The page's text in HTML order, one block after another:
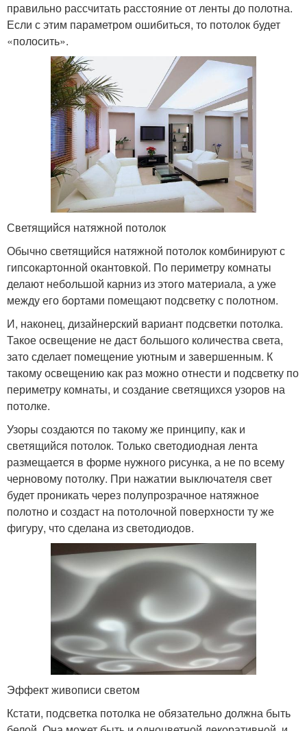
правильно рассчитать расстояние от ленты до полотна.
Если с этим параметром ошибиться, то потолок будет
«полосить».
Светящийся натяжной потолок
Обычно светящийся натяжной потолок комбинируют с
гипсокартонной окантовкой. По периметру комнаты
делают небольшой карниз из этого материала, а уже
между его бортами помещают подсветку с полотном.
И, наконец, дизайнерский вариант подсветки потолка.
Такое освещение не даст большого количества света,
зато сделает помещение уютным и завершенным. К
такому освещению как раз можно отнести и подсветку по
периметру комнаты, и создание светящихся узоров на
потолке.
Узоры создаются по такому же принципу, как и
светящийся потолок. Только светодиодная лента
размещается в форме нужного рисунка, а не по всему
черновому потолку. При нажатии выключателя свет
будет проникать через полупрозрачное натяжное
полотно и создаст на потолочной поверхности ту же
фигуру, что сделана из светодиодов.
Эффект живописи светом
Кстати, подсветка потолка не обязательно должна быть